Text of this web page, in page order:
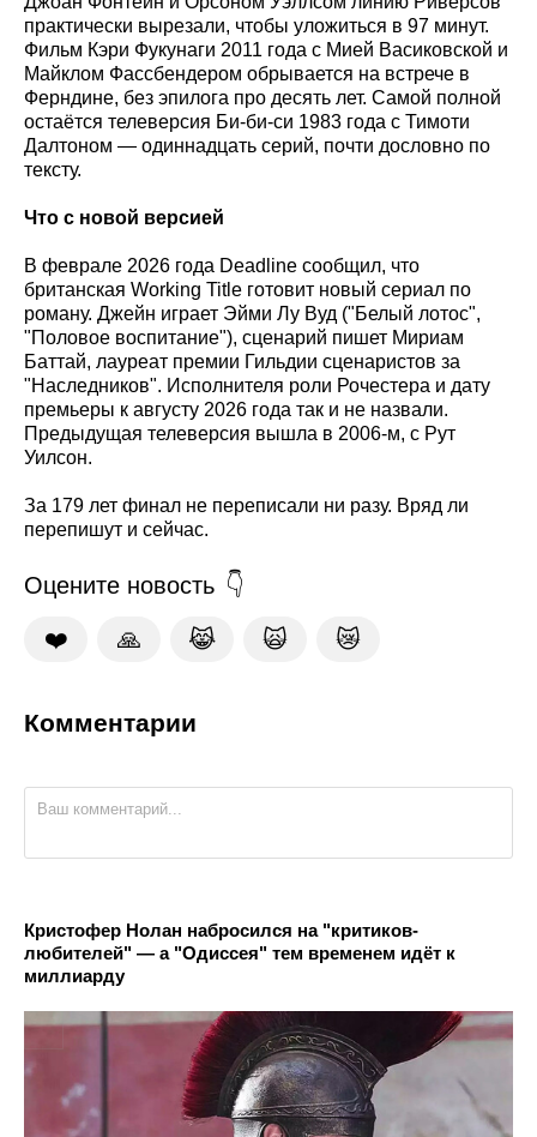
практически вырезали, чтобы уложиться в 97 минут.
Фильм Кэри Фукунаги 2011 года с Мией Васиковской и
Майклом Фассбендером обрывается на встрече в
Ферндине, без эпилога про десять лет. Самой полной
остаётся телеверсия Би-би-си 1983 года с Тимоти
Далтоном — одиннадцать серий, почти дословно по
тексту.
Что с новой версией
В феврале 2026 года Deadline сообщил, что
британская Working Title готовит новый сериал по
роману. Джейн играет Эйми Лу Вуд ("Белый лотос",
"Половое воспитание"), сценарий пишет Мириам
Баттай, лауреат премии Гильдии сценаристов за
"Наследников". Исполнителя роли Рочестера и дату
премьеры к августу 2026 года так и не назвали.
Предыдущая телеверсия вышла в 2006-м, с Рут
Уилсон.
За 179 лет финал не переписали ни разу. Вряд ли
перепишут и сейчас.
Оцените новость
❤️ 🙏 😹 🙀 😿
Комментарии
Кристофер Нолан набросился на "критиков-
любителей" — а "Одиссея" тем временем идёт к
миллиарду